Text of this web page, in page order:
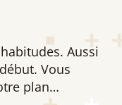
Aussi
Vous
plan…